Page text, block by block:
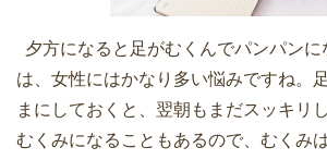
夕方になると足がむくんでパンパン
は、女性にはかなり多い悩みですね。
まにしておくと、翌朝もまだスッキリ
むくみになることもあるので、むくみ